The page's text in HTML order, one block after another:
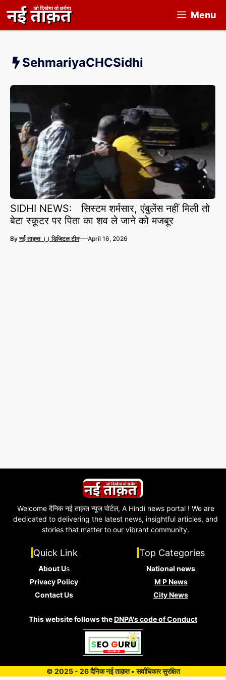
to
content
Menu
SehmariyaCHCSidhi
SIDHI NEWS: सिस्टम शर्मसार, एंबुलेंस नहीं मिली तो
बेटा स्कूटर पर पिता का शव ले जाने को मजबूर
Byनई ताक़त ।। डिजिटल टीम—April 16, 2026
Welcome दैनिक नई ताक़त न्यूज पोर्टल, A Hindi news portal ! We are
dedicated to delivering the latest news, insightful articles, and
stories that matter to our vibrant community.
Quick Link
About Us
Privacy Policy
Contact Us
Top Categories
National news
M P News
City News
This website follows theDNPA's code of Conduct
© 2025 - 26 दैनिक नई ताक़त • सर्वाधिकार सुरक्षित